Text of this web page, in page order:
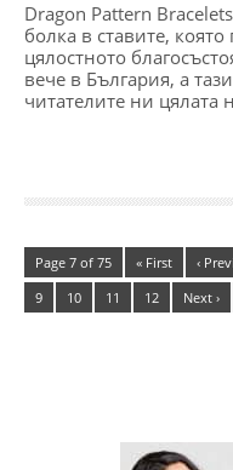
Dragon Pattern
болка в ставите,
цялостното
вече в България, а
читателите ни
Page 7 of 75 « First ‹
9
10 11 12 Next ›